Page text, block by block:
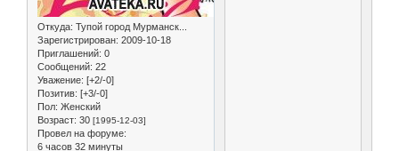
Откуда: Тупой город Мурманск...
Зарегистрирован: 2009-10-18
Приглашений: 0
Сообщений: 22
Уважение: [+2/-0]
Позитив: [+3/-0]
Пол: Женский
Возраст: 30 [1995-12-03]
Провел на форуме:
6 часов 32 минуты